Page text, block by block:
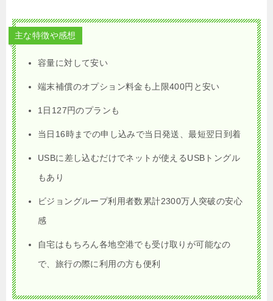
主な特徴や感想
容量に対して安い
端末補償のオプション料金も上限400円と安い
1日127円のプランも
当日16時までの申し込みで当日発送、最短翌日到着
USBに差し込むだけでネットが使えるUSBトングル
もあり
ビジョングループ利用者数累計2300万人突破の安心
感
自宅はもちろん各地空港でも受け取りが可能なの
で、旅行の際に利用の方も便利